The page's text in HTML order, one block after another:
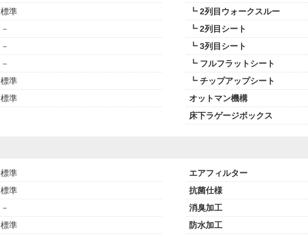
標準
－
－
－
標準
標準
┗ 2列目ウォークスルー
┗ 2列目シート
┗ 3列目シート
┗ フルフラットシート
┗ チップアップシート
オットマン機構
床下ラゲージボックス
標準
標準
－
標準
エアフィルター
抗菌仕様
消臭加工
防水加工